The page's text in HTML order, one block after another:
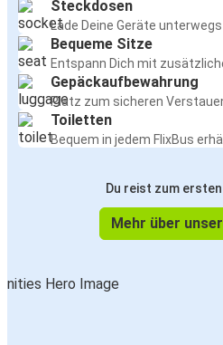
Steckdosen
Lade Deine Geräte
Bequeme Sitze
Entspann Dich mit
Gepäckaufbewahrung
Platz zum sicheren
Toiletten
Bequem in jedem FlixBus
Du reist zum
Mehr über